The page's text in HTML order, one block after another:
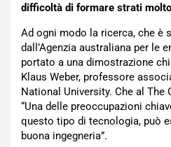
difficoltà di formare strati
Ad ogni modo la ricerca, che è
dall’Agenzia australiana per le
portato a una dimostrazione
Klaus Weber, professore
National University. Che al The
“Una delle preoccupazioni
questo tipo di tecnologia, può
buona ingegneria”.